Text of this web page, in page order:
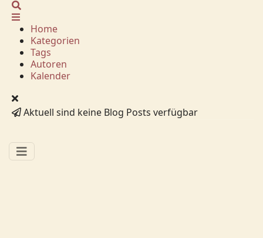
Home
Kategorien
Tags
Autoren
Kalender
Aktuell sind keine Blog Posts verfügbar